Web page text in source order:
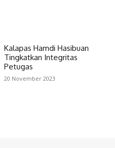
Kalapas Hamdi Hasibuan
Tingkatkan Integritas
Petugas
20 November 2023